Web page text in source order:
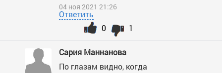
04 ноя 2021 21:26
Ответить
1
0
Cария Маннанова
По глазам видно, когда